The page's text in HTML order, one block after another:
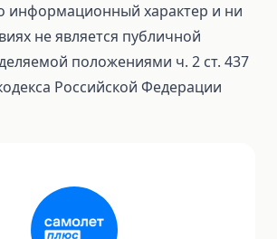
информационный характер и ни
не является публичной
положениями ч. 2 ст. 437
Российской Федерации